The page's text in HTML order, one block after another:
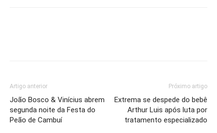
Artigo anterior
João Bosco & Vinícius abrem
segunda noite da Festa do
Peão de Cambuí
Próximo artigo
Extrema se despede do bebê
Arthur Luis após luta por
tratamento especializado